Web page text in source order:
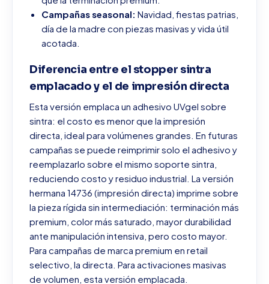
Campañas seasonal: Navidad, fiestas patrias,
día de la madre con piezas masivas y vida útil
acotada.
Diferencia entre el stopper sintra
emplacado y el de impresión directa
Esta versión emplaca un adhesivo UVgel sobre
sintra: el costo es menor que la impresión
directa, ideal para volúmenes grandes. En futuras
campañas se puede reimprimir solo el adhesivo y
reemplazarlo sobre el mismo soporte sintra,
reduciendo costo y residuo industrial. La versión
hermana 14736 (impresión directa) imprime sobre
la pieza rígida sin intermediación: terminación más
premium, color más saturado, mayor durabilidad
ante manipulación intensiva, pero costo mayor.
Para campañas de marca premium en retail
selectivo, la directa. Para activaciones masivas
de volumen, esta versión emplacada.